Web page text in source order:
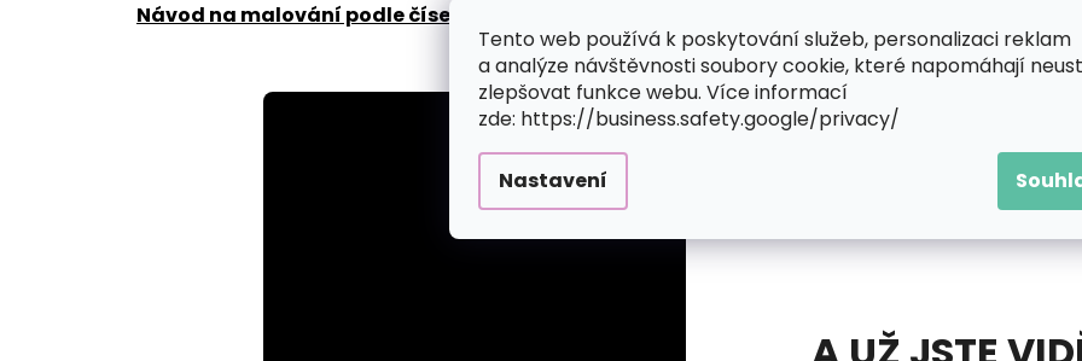
Tento web používá k poskytování služeb, personalizaci reklam
a analýze návštěvnosti soubory cookie, které napomáhají
zlepšovat funkce webu. Více informací
zde: https://business.safety.google/privacy/
Nastavení
Návod na malování podle čísel zde